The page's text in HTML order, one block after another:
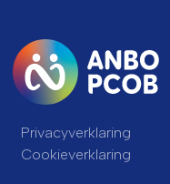
Privacyverklaring
Cookieverklaring